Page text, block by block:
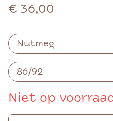
€ 36,00
Niet op